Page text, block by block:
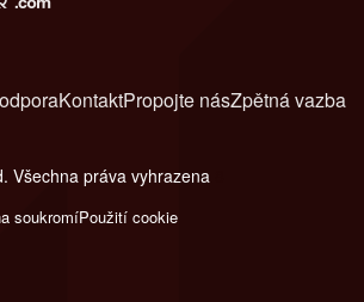
KontaktPropojte násZpětná vazba
Všechna práva vyhrazena
soukromíPoužití cookie